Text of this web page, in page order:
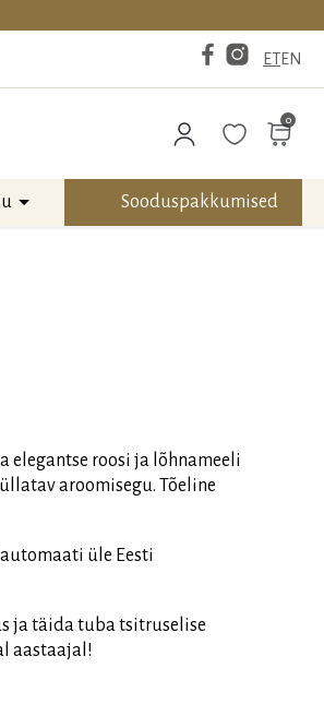
ETEN
0
Sooduspakkumised
elegantse roosi ja lõhnameeli
aroomisegu. Tõeline
üle Eesti
ja täida tuba tsitruselise
aastaajal!